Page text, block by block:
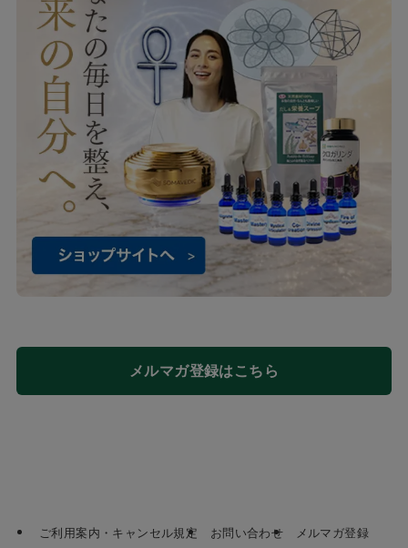
メルマガ登録はこちら
ご利用案内・キャンセル規定 お問い合わせ メルマガ登録